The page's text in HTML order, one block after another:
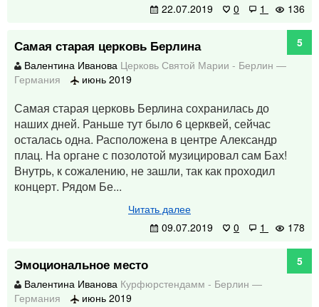
22.07.2019 0 1 136
Самая старая церковь Берлина
5
Валентина Иванова Церковь Святой Марии - Берлин —
Германия
июнь 2019
Самая старая церковь Берлина сохранилась до
наших дней. Раньше тут было 6 церквей, сейчас
осталась одна. Расположена в центре Александр
плац. На органе с позолотой музицировал сам Бах!
Внутрь, к сожалению, не зашли, так как проходил
концерт. Рядом Бе...
Читать далее
09.07.2019
0 1 178
Эмоциональное место
5
Валентина Иванова Курфюрстендамм - Берлин —
Германия
июнь 2019